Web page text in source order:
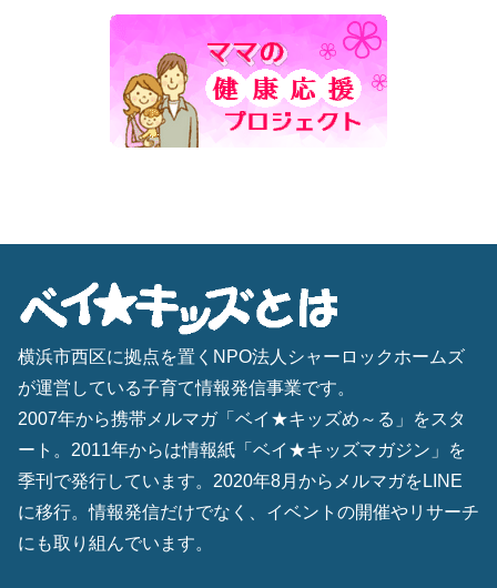
横浜市西区に拠点を置くNPO法人シャーロックホームズ
が運営している子育て情報発信事業です。
2007年から携帯メルマガ「ベイ★キッズめ～る」をスタ
ート。2011年からは情報紙「ベイ★キッズマガジン」を
季刊で発行しています。2020年8月からメルマガをLINE
に移行。情報発信だけでなく、イベントの開催やリサーチ
にも取り組んでいます。